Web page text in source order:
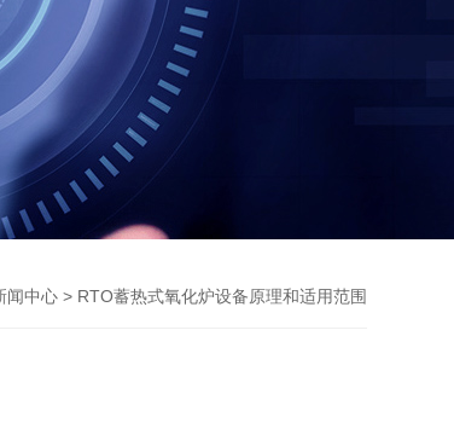
闻中心 > RTO蓄热式氧化炉设备原理和适用范围